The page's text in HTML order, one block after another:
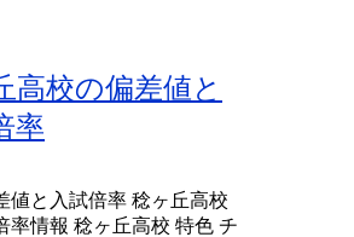
高校の偏差値と
率
値と入試倍率 稔ヶ丘高校
率情報 稔ヶ丘高校 特色 チ